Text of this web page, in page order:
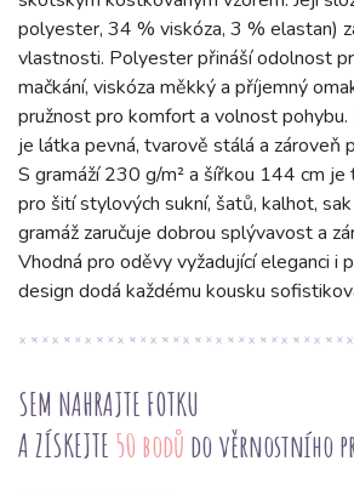
polyester, 34 % viskóza, 3 % elastan)
vlastnosti. Polyester přináší odolnost
mačkání, viskóza měkký a příjemný
pružnost pro komfort a volnost
je látka pevná, tvarově stálá a zároveň
S gramáží 230 g/m² a šířkou 144 cm
pro šití stylových sukní, šatů, kalhot,
gramáž zaručuje dobrou splývavost a
Vhodná pro oděvy vyžadující eleganci i
design dodá každému kousku
SEM NAHRAJTE FOTKU
A ZÍSKEJTE 50 bodů do věrnostního